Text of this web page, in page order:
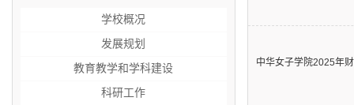
学校概况
发展规划
教育教学和学科建设
科研工作
中华女子学院2025年